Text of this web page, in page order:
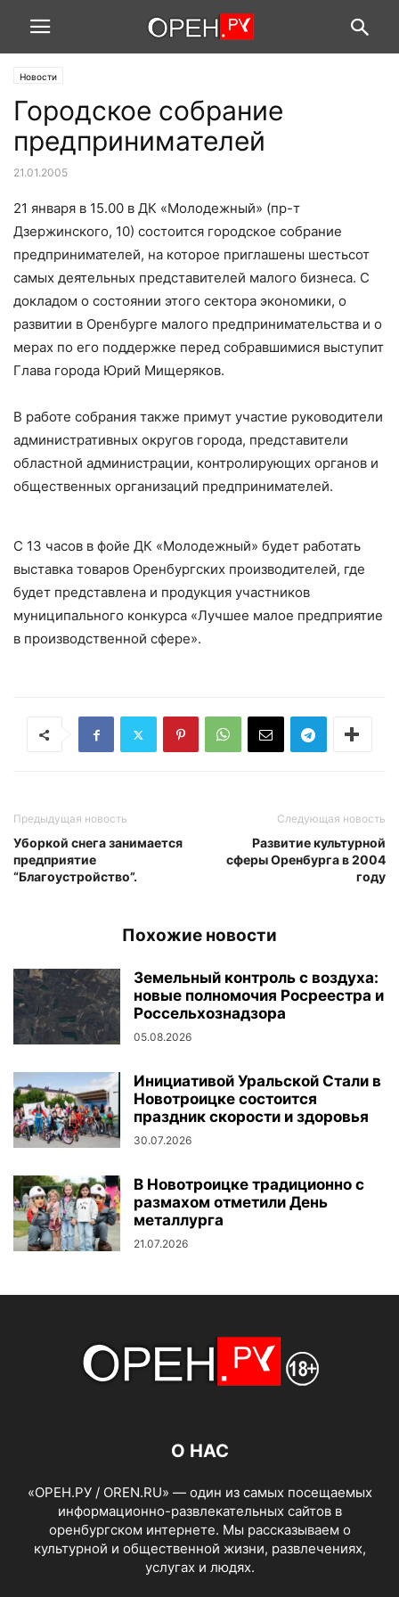
Новости
Городское собрание
предпринимателей
21.01.2005
21 января в 15.00 в ДК «Молодежный» (пр-т
Дзержинского, 10) состоится городское собрание
предпринимателей, на которое приглашены шестьсот
самых деятельных представителей малого бизнеса. С
докладом о состоянии этого сектора экономики, о
развитии в Оренбурге малого предпринимательства и о
мерах по его поддержке перед собравшимися выступит
Глава города Юрий Мищеряков.
В работе собрания также примут участие руководители
административных округов города, представители
областной администрации, контролирующих органов и
общественных организаций предпринимателей.
С 13 часов в фойе ДК «Молодежный» будет работать
выставка товаров Оренбургских производителей, где
будет представлена и продукция участников
муниципального конкурса «Лучшее малое предприятие
в производственной сфере».
Предыдущая новость
Уборкой снега занимается
предприятие
“Благоустройство”.
Следующая новость
Развитие культурной
сферы Оренбурга в 2004
году
Похожие новости
Земельный контроль с воздуха:
новые полномочия Росреестра и
Россельхознадзора
05.08.2026
Инициативой Уральской Стали в
Новотроицке состоится
праздник скорости и здоровья
30.07.2026
В Новотроицке традиционно с
размахом отметили День
металлурга
21.07.2026
О НАС
«ОРЕН.РУ / OREN.RU» — один из самых посещаемых
информационно-развлекательных сайтов в
оренбургском интернете. Мы рассказываем о
культурной и общественной жизни, развлечениях,
услугах и людях.